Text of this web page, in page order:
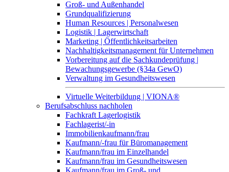
Groß- und Außenhandel
Grundqualifizierung
Human Resources | Personalwesen
Logistik | Lagerwirtschaft
Marketing | Öffentlichkeitsarbeiten
Nachhaltigkeitsmanagement für Unternehmen
Vorbereitung auf die Sachkundeprüfung |
Bewachungsgewerbe (§34a GewO)
Verwaltung im Gesundheitswesen
Virtuelle Weiterbildung | VIONA®
Berufsabschluss nachholen
Fachkraft Lagerlogistik
Fachlagerist/-in
Immobilienkaufmann/frau
Kaufmann/-frau für Büromanagement
Kaufmann/frau im Einzelhandel
Kaufmann/frau im Gesundheitswesen
Kaufmann/frau im Groß- und